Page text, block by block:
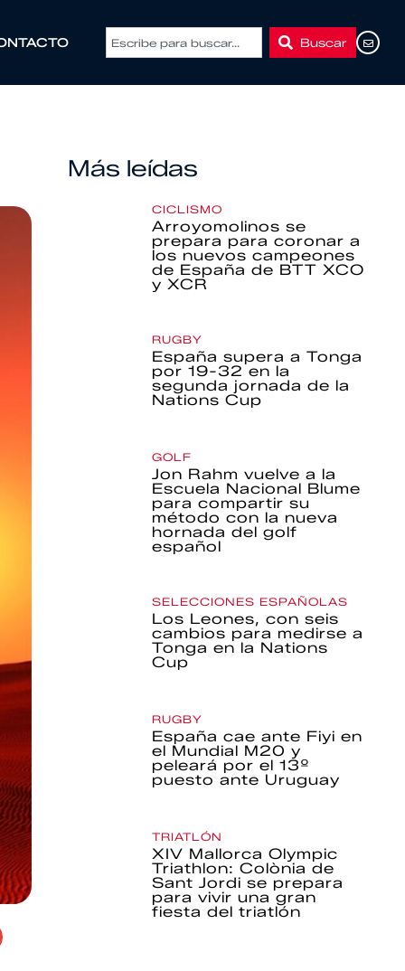
Buscar
Más leídas
CICLISMO
Arroyomolinos se
prepara para coronar a
los nuevos campeones
de España de BTT XCO
y XCR
RUGBY
España supera a Tonga
por 19-32 en la
segunda jornada de la
Nations Cup
GOLF
Jon Rahm vuelve a la
Escuela Nacional Blume
para compartir su
método con la nueva
hornada del golf
español
SELECCIONES ESPAÑOLAS
Los Leones, con seis
cambios para medirse a
Tonga en la Nations
Cup
RUGBY
España cae ante Fiyi en
el Mundial M20 y
peleará por el 13º
puesto ante Uruguay
TRIATLÓN
XIV Mallorca Olympic
Triathlon: Colònia de
Sant Jordi se prepara
para vivir una gran
fiesta del triatlón